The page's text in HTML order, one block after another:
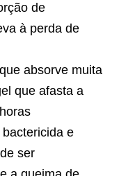
de
à perda de
absorve muita
que afasta a
e
ser